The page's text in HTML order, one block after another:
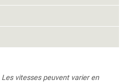
vitesses peuvent varier en